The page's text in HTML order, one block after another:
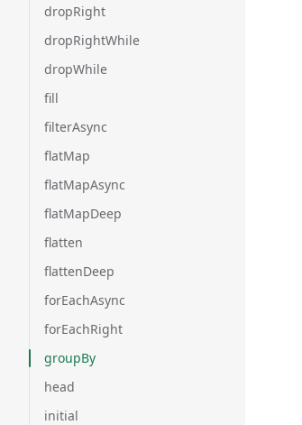
dropRight
dropRightWhile
dropWhile
fill
filterAsync
flatMap
flatMapAsync
flatMapDeep
flatten
flattenDeep
forEachAsync
forEachRight
groupBy
head
initial